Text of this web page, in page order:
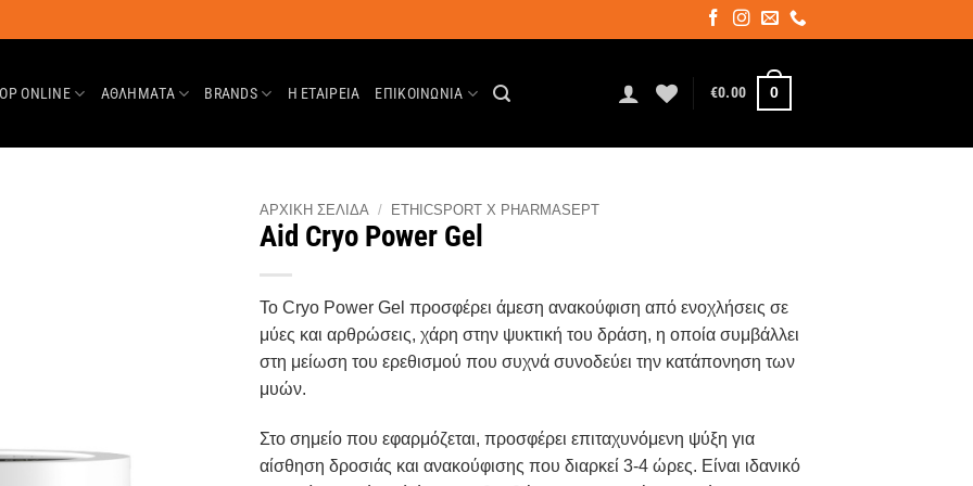
ONLINE
ΑΘΛΗΜΑΤΑ BRANDS Η ΕΤΑΙΡΕΊΑ ΕΠΙΚΟΙΝΩΝΊΑ €0.00 0
ΑΡΧΙΚΉ ΣΕΛΊΔΑ / ETHICSPORT X PHARMASEPT
Aid Cryo Power Gel
Το Cryo Power Gel προσφέρει άμεση ανακούφιση από ενοχλήσεις σε
μύες και αρθρώσεις, χάρη στην ψυκτική του δράση, η οποία συμβάλλει
στη μείωση του ερεθισμού που συχνά συνοδεύει την κατάπονηση των
μυών.
Στο σημείο που εφαρμόζεται, προσφέρει επιταχυνόμενη ψύξη για
αίσθηση δροσιάς και ανακούφισης που διαρκεί 3-4 ώρες. Είναι ιδανικό